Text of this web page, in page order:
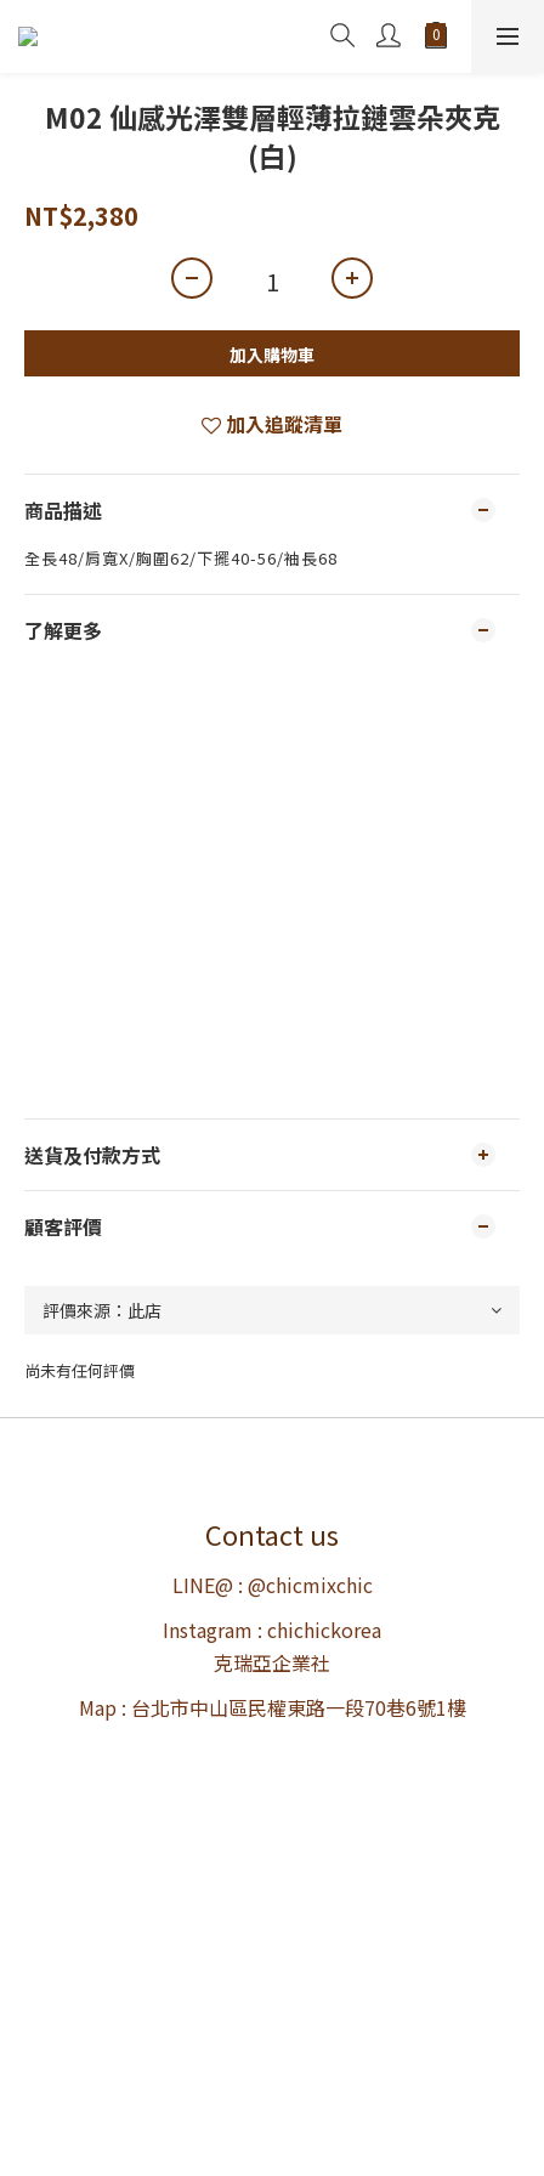
M02 仙感光澤雙層輕薄拉鏈雲朵夾克
(白)
NT$2,380
加入購物車
加入追蹤清單
商品描述
全長48/肩寬X/胸圍62/下擺40-56/袖長68
了解更多
送貨及付款方式
顧客評價
尚未有任何評價
Contact us
LINE@ : @chicmixchic
Instagram : chichickorea
克瑞亞企業社
Map : 台北市中山區民權東路一段70巷6號1樓